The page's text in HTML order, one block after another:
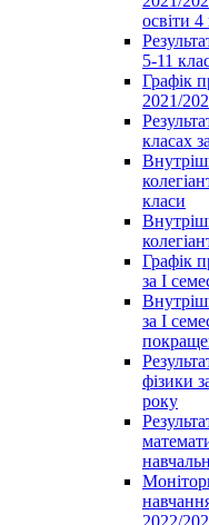
освіти 4
5-11
Графік
2021/
класах
класи
Графік
за І
за І
фізики
року
2022/